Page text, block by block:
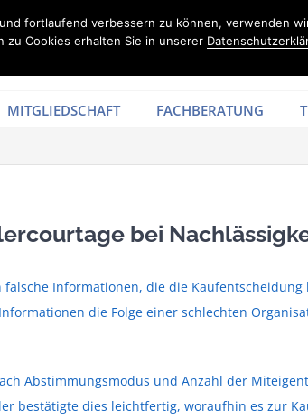
MITGLIEDSCHAFT FACHBERATUNG
bei
Informationen, die die
die Folge einer schlechten
Abstimmungsmodus und Anzahl der
bestätigte dies leichtfertig, woraufhin es zur
fortlaufend verbessern zu können, verwenden
zu Cookies erhalten Sie in unserer